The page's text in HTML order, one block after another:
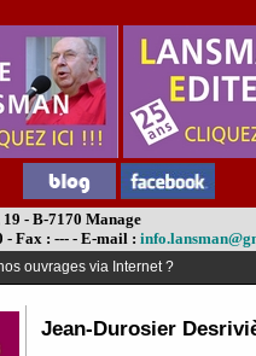
- B-7170 Manage
- Fax : --- - E-mail :
ouvrages via Internet ?
Jean-Durosier